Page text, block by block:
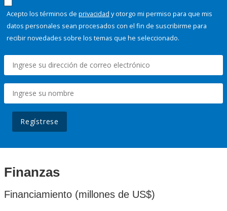
Acepto los términos de privacidad y otorgo mi permiso para que mis
datos personales sean procesados con el fin de suscribirme para
recibir novedades sobre los temas que he seleccionado.
Regístrese
Finanzas
Financiamiento (millones de US$)